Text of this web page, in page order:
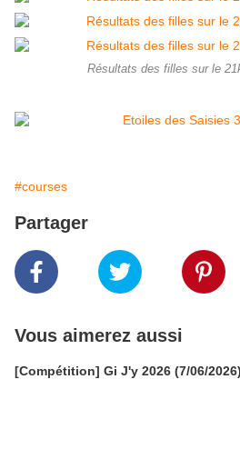
Résultats des filles sur le
#courses
Partager
Vous aimerez aussi
[Compétition] Gi J'y 2026 (7/06/2026)